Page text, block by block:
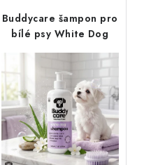
Buddycare šampon pro
bílé psy White Dog